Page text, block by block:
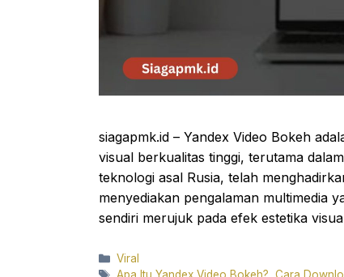
siagapmk.id – Yandex Video Bokeh
visual berkualitas tinggi, terutama
teknologi asal Rusia, telah
menyediakan pengalaman multimedia
sendiri merujuk pada efek estetika
Categories
Viral
Tags